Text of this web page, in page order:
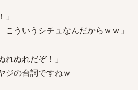
こういうシチュなんだからｗｗ」
れぬれだぞ！」
ジの台詞ですねｗ